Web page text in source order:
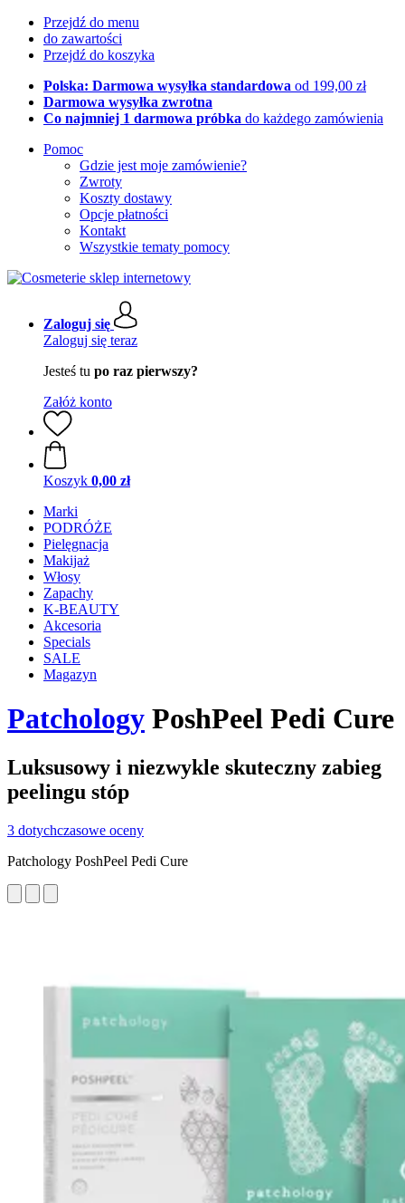
Przejdź do menu
do zawartości
Przejdź do koszyka
Polska: Darmowa wysyłka standardowa od 199,00 zł
Darmowa wysyłka zwrotna
Co najmniej 1 darmowa próbka do każdego zamówienia
Pomoc
Gdzie jest moje zamówienie?
Zwroty
Koszty dostawy
Opcje płatności
Kontakt
Wszystkie tematy pomocy
Zaloguj się
Zaloguj się teraz
Jesteś tu po raz pierwszy?
Załóż konto
Koszyk 0,00 zł
Marki
PODRÓŻE
Pielęgnacja
Makijaż
Włosy
Zapachy
K-BEAUTY
Akcesoria
Specials
SALE
Magazyn
Patchology PoshPeel Pedi Cure
Luksusowy i niezwykle skuteczny zabieg
peelingu stóp
3 dotychczasowe oceny
Patchology PoshPeel Pedi Cure